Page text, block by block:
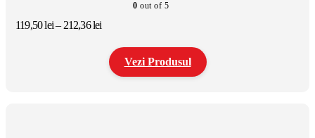
0 out of 5
119,50lei– 212,36leiInterval
prețuri:
119,50 lei
până
Vezi Produsul